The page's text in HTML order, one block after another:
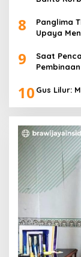
8
Panglima
Upaya
9
Saat
10 Gus Lilur: